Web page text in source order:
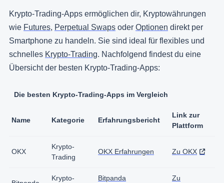
Krypto-Trading-Apps ermöglichen dir, Kryptowährungen
wie Futures, Perpetual Swaps oder Optionen direkt per
Smartphone zu handeln. Sie sind ideal für flexibles und
schnelles Krypto-Trading. Nachfolgend findest du eine
Übersicht der besten Krypto-Trading-Apps:
Die besten Krypto-Trading-Apps im Vergleich
Name Kategorie Erfahrungsbericht
Link zur
Plattform
OKX
Krypto-
Trading
OKX Erfahrungen Zu OKX
Krypto- Bitpanda Zu